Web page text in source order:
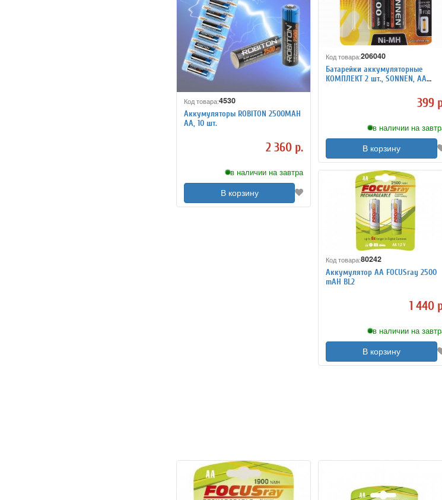
Код товара:4530
Аккумуляторы ROBITON 2500MAH
АA, 10 шт.
2 360 р.
в наличии на завтра
В корзину
Код товара:206040
Батарейки аккумуляторные
КОМПЛЕКТ 2 шт., SONNEN, АА
(HR6), Ni-Mh, 2100 mAh, в
399
в наличии на
В корзину
Код товара:80242
Аккумулятор АА FOCUSray 2500
mAH BL2
1 440
в наличии на
В корзину